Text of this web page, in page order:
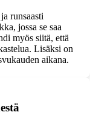
runsaasti
jossa se saa
myös siitä, että
Lisäksi on
aikana.